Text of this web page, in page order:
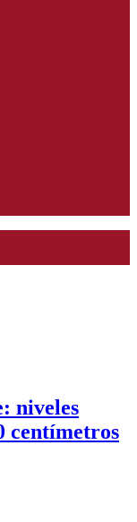
niveles
centímetros